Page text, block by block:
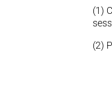
(1)
(2)